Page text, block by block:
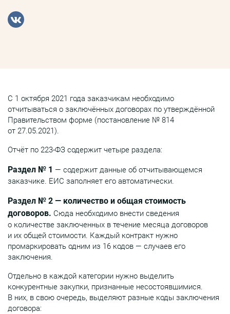
С 1 октября 2021 года заказчикам необходимо
отчитываться о заключённых договорах по утверждённой
Правительством форме (постановление № 814
от 27.05.2021).
Отчёт по 223-ФЗ содержит четыре раздела:
Раздел № 1 — содержит данные об отчитывающемся
заказчике. ЕИС заполняет его автоматически.
Раздел № 2 — количество и общая стоимость
договоров. Сюда необходимо внести сведения
о количестве заключенных в течение месяца договоров
и их общей стоимости. Каждый контракт нужно
промаркировать одним из 16 кодов — случаев его
заключения.
Отдельно в каждой категории нужно выделить
конкурентные закупки, признанные несостоявшимися.
В них, в свою очередь, выделяют разные коды заключения
договора: